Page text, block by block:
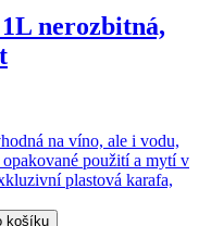
nerozbitná,
na víno, ale i vodu,
použití a mytí v
plastová karafa,
košíku